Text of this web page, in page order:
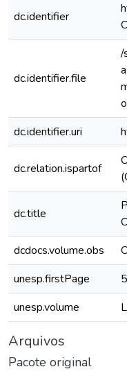
dc.identifier
dc.identifier.file
/
dc.identifier.uri
dc.relation.ispartof
dc.title
dcdocs.volume.obs
unesp.firstPage
unesp.volume
Arquivos
Pacote original